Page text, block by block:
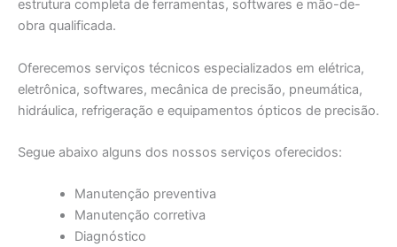
estrutura completa de ferramentas, softwares e mão-de-
obra qualificada.
Oferecemos serviços técnicos especializados em elétrica,
eletrônica, softwares, mecânica de precisão, pneumática,
hidráulica, refrigeração e equipamentos ópticos de precisão.
Segue abaixo alguns dos nossos serviços oferecidos:
Manutenção preventiva
Manutenção corretiva
Diagnóstico